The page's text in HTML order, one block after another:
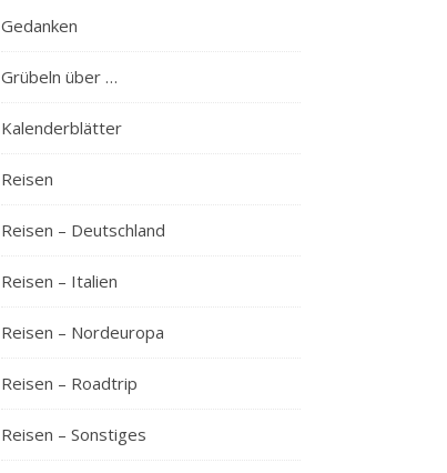
Gedanken
Grübeln über …
Kalenderblätter
Reisen
Reisen – Deutschland
Reisen – Italien
Reisen – Nordeuropa
Reisen – Roadtrip
Reisen – Sonstiges